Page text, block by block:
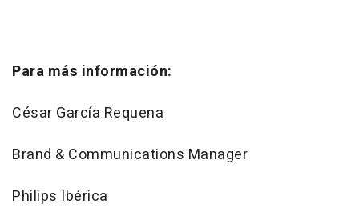
Para más información:
César García Requena
Brand & Communications Manager
Philips Ibérica